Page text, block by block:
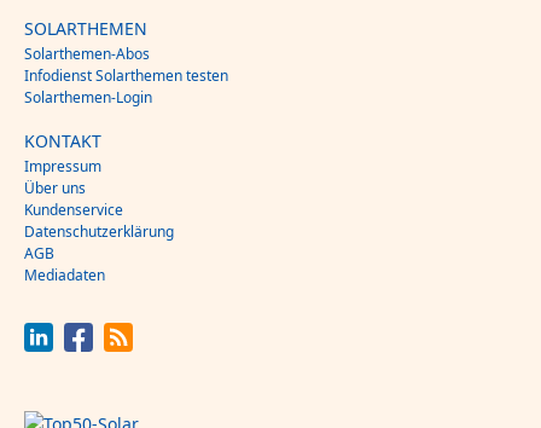
SOLARTHEMEN
Solarthemen-Abos
Infodienst Solarthemen testen
Solarthemen-Login
KONTAKT
Impressum
Über uns
Kundenservice
Datenschutzerklärung
AGB
Mediadaten